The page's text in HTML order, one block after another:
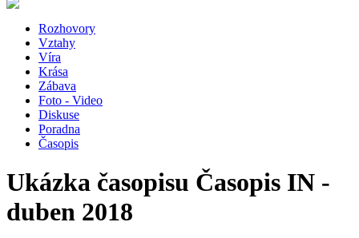
Rozhovory
Vztahy
Víra
Krása
Zábava
Foto - Video
Diskuse
Poradna
Časopis
Ukázka časopisu Časopis IN -
duben 2018